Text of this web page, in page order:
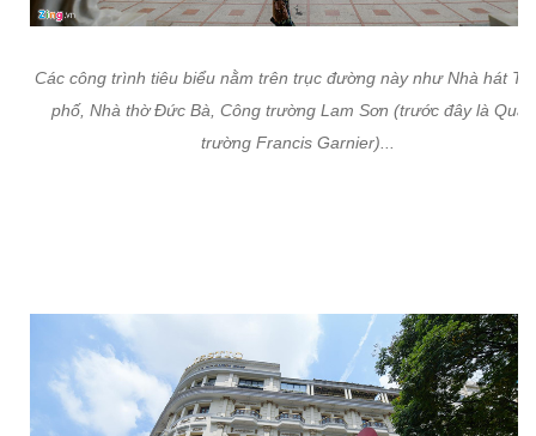
Các công trình tiêu biểu nằm trên trục đường này như Nhà hát
phố, Nhà thờ Đức Bà, Công trường Lam Sơn (trước đây là
trường Francis Garnier)...